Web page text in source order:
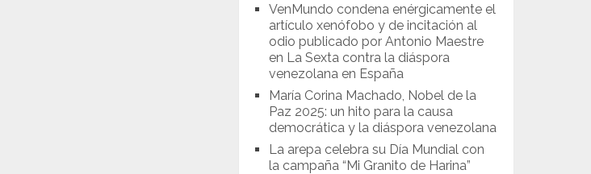
VenMundo condena enérgicamente el
artículo xenófobo y de incitación al
odio publicado por Antonio Maestre
en La Sexta contra la diáspora
venezolana en España
María Corina Machado, Nobel de la
Paz 2025: un hito para la causa
democrática y la diáspora venezolana
La arepa celebra su Día Mundial con
la campaña “Mi Granito de Harina”